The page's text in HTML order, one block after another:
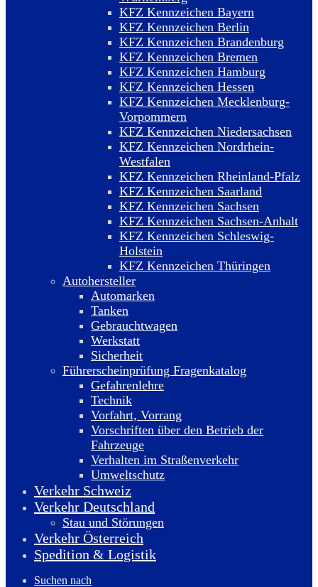
KFZ Kennzeichen Bayern
KFZ Kennzeichen Berlin
KFZ Kennzeichen Brandenburg
KFZ Kennzeichen Bremen
KFZ Kennzeichen Hamburg
KFZ Kennzeichen Hessen
KFZ Kennzeichen Mecklenburg-
Vorpommern
KFZ Kennzeichen Niedersachsen
KFZ Kennzeichen Nordrhein-
Westfalen
KFZ Kennzeichen Rheinland-Pfalz
KFZ Kennzeichen Saarland
KFZ Kennzeichen Sachsen
KFZ Kennzeichen Sachsen-Anhalt
KFZ Kennzeichen Schleswig-
Holstein
KFZ Kennzeichen Thüringen
Autohersteller
Automarken
Tanken
Gebrauchtwagen
Werkstatt
Sicherheit
Führerscheinprüfung Fragenkatalog
Gefahrenlehre
Technik
Vorfahrt, Vorrang
Vorschriften über den Betrieb der
Fahrzeuge
Verhalten im Straßenverkehr
Umweltschutz
Verkehr Schweiz
Verkehr Deutschland
Stau und Störungen
Verkehr Österreich
Spedition & Logistik
Suchen nach